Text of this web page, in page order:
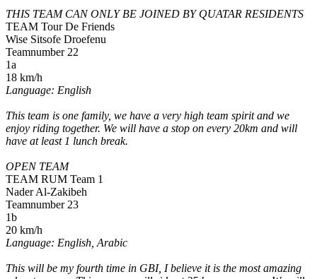
THIS TEAM CAN ONLY BE JOINED BY QUATAR RESIDENTS
TEAM Tour De Friends
Wise Sitsofe Droefenu
Teamnumber 22
1a
18 km/h
Language: English
This team is one family, we have a very high team spirit and we
enjoy riding together. We will have a stop on every 20km and will
have at least 1 lunch break.
OPEN TEAM
TEAM RUM Team 1
Nader Al-Zakibeh
Teamnumber 23
1b
20 km/h
Language: English, Arabic
This will be my fourth time in GBI, I believe it is the most amazing